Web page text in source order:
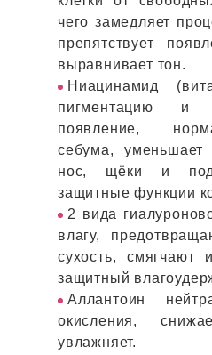
чего замедляет
препятствует
выравнивает тон.
Ниацинамид
пигментацию и
появление,
себума,
нос, щёки и
защитные функции
2 вида
влагу,
сухость,
защитный
Аллантоин
окисления,
увлажняет.